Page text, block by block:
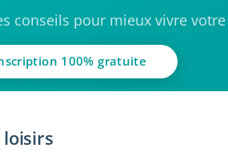
conseils pour mieux vivre
100% gratuite